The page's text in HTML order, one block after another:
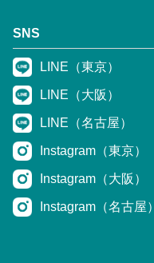
SNS
LINE（東京）
LINE（大阪）
LINE（名古屋）
Instagram（東京）
Instagram（大阪）
Instagram（名古屋）